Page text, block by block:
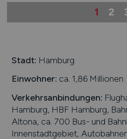
1 2
Stadt: Hamburg
Einwohner: ca. 1,86 Millionen
Verkehrsanbindungen:
Hamburg, HBF Hamburg,
Altona, ca. 700 Bus- und
Innenstadtgebiet,